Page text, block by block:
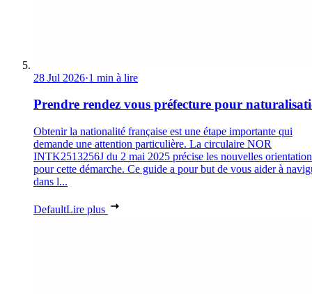
28 Jul 2026·1 min à lire
Prendre rendez vous préfecture pour
Obtenir la nationalité française est une étape importante qui
demande une attention particulière. La circulaire NOR
INTK2513256J du 2 mai 2025 précise les nouvelles
pour cette démarche. Ce guide a pour but de vous aider à
dans l...
DefaultLire plus